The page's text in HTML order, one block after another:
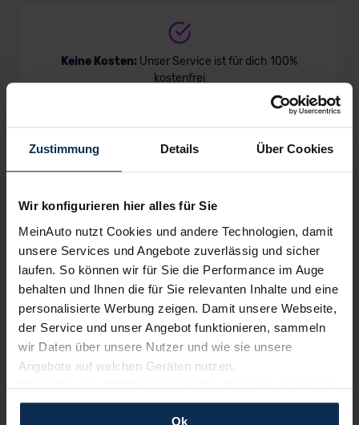
Zustimmung Details Über Cookies
Wir konfigurieren hier alles für Sie
MeinAuto nutzt Cookies und andere Technologien, damit
unsere Services und Angebote zuverlässig und sicher
laufen. So können wir für Sie die Performance im Auge
behalten und Ihnen die für Sie relevanten Inhalte und eine
personalisierte Werbung zeigen. Damit unsere Webseite,
der Service und unser Angebot funktionieren, sammeln
wir Daten über unsere Nutzer und wie sie unsere
Angebote auf welchen Geräten nutzen.
Wenn Sie das „OK“ finden, sind Sie damit einverstanden
und erlauben uns Cookies für unseren Service zu
Ok
Keine Kosten: Unser Service ist für dich 100%
kostenfrei
Wir sind stolz auf eine hohe
Kundenzufriedenheit!
MeinAuto.de hat langjährige Erfahrungen auf dem
Neuwagenmarkt in Deutschland. Unsere Kunden haben
dadurch ihr Wunschauto zum Top-Rabatt erhalten und
bewerten unsere Arbeit positiv.
Sehen Sie sich unsere Bewertungen an: